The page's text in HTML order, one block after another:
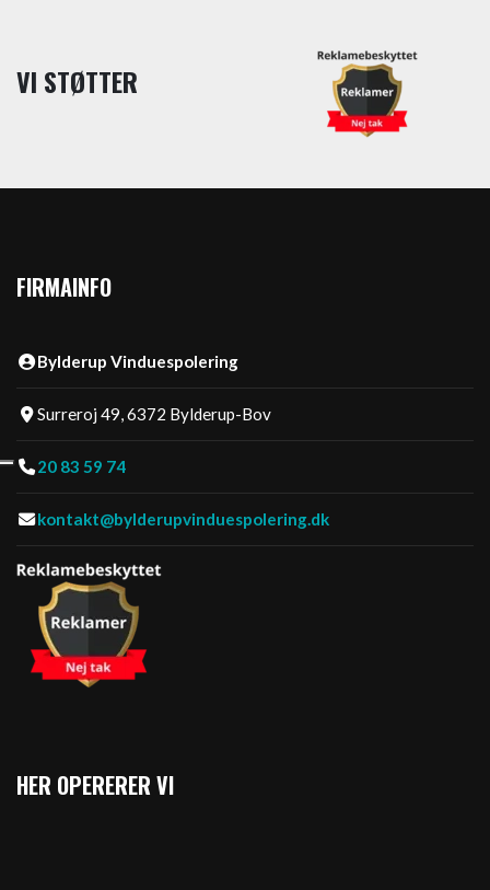
VI STØTTER
FIRMAINFO
Bylderup Vinduespolering
Surreroj 49, 6372 Bylderup-Bov
20 83 59 74
kontakt@bylderupvinduespolering.dk
HER OPERERER VI